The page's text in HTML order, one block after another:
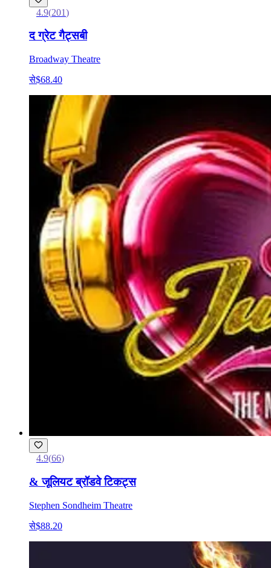
4.9(201)
द ग्रेट गैट्सबी
Broadway Theatre
से$68.40
4.9(66)
& जूलियट ब्रॉडवे टिकट्स
Stephen Sondheim Theatre
से$88.20